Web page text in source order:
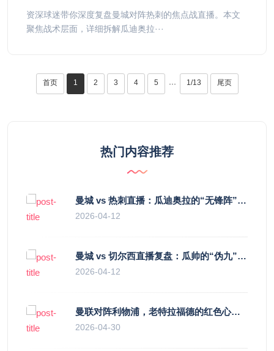
资深球迷带你深度复盘曼城对阵热刺的焦点战直播。本文
聚焦战术层面，详细拆解瓜迪奥拉···
首页 1 2 3 4 5 ··· 1/13 尾页
热门内容推荐
曼城 vs 热刺直播：瓜迪奥拉的“无锋阵”是天才设计还是自废武功？
2026-04-12
曼城 vs 切尔西直播复盘：瓜帅的“伪九”陷阱，如何绞杀蓝军的“三中卫”？
2026-04-12
曼联对阵利物浦，老特拉福德的红色心跳与蓝色暗涌
2026-04-30